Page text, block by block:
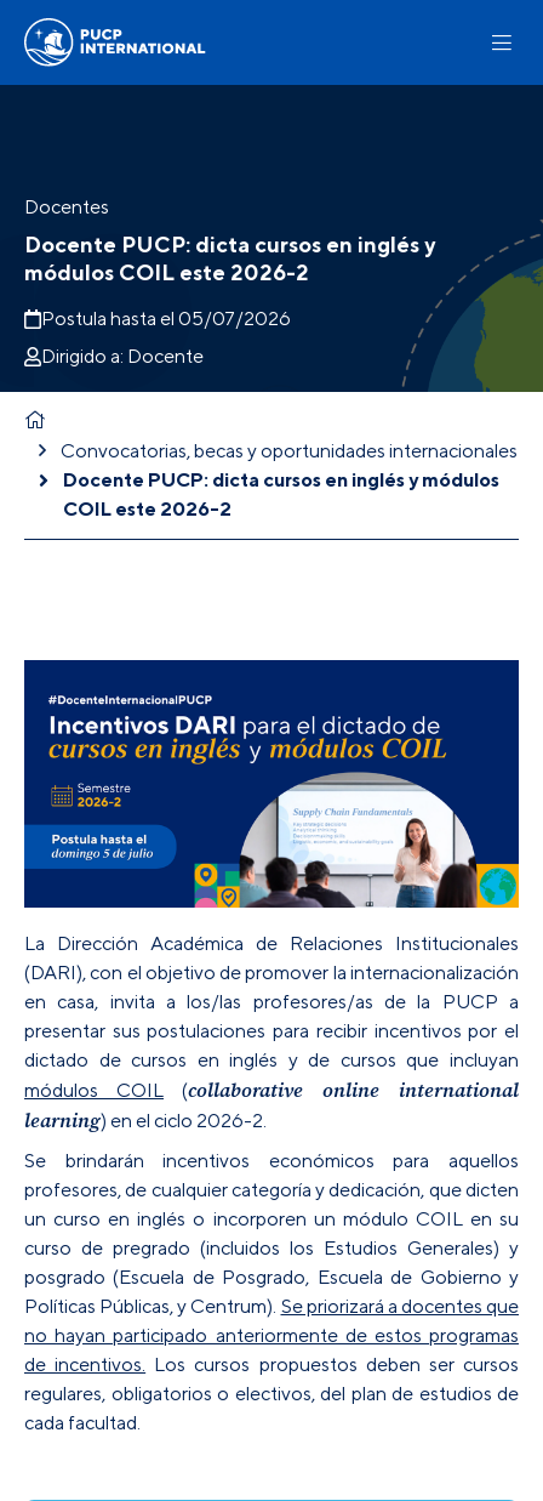
Docentes
Docente PUCP: dicta cursos en inglés y
módulos COIL este 2026-2
Postula hasta el 05/07/2026
Dirigido a: Docente
Convocatorias, becas y oportunidades internacionales
Docente PUCP: dicta cursos en inglés y módulos
COIL este 2026-2
La Dirección Académica de Relaciones Institucionales
(DARI), con el objetivo de promover la internacionalización
en casa, invita a los/las profesores/as de la PUCP a
presentar sus postulaciones para recibir incentivos por el
dictado de cursos en inglés y de cursos que incluyan
módulos COIL (collaborative online international
learning) en el ciclo 2026-2.
Se brindarán incentivos económicos para aquellos
profesores, de cualquier categoría y dedicación, que dicten
un curso en inglés o incorporen un módulo COIL en su
curso de pregrado (incluidos los Estudios Generales) y
posgrado (Escuela de Posgrado, Escuela de Gobierno y
Políticas Públicas, y Centrum). Se priorizará a docentes que
no hayan participado anteriormente de estos programas
de incentivos. Los cursos propuestos deben sercursos
regulares, obligatorios o electivos, del plan de estudios de
cada facultad.